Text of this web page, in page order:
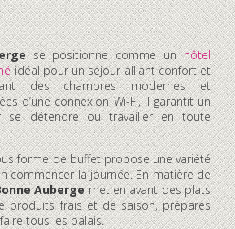
se positionne comme unhôtel
idéal pour un séjour alliant confort et
des chambres modernes et
d’une connexion Wi-Fi, il garantit un
se détendre ou travailler en toute
forme de buffet propose une variété
commencer la journée. En matière de
Aubergemet en avant des plats
produits frais et de saison, préparés
tous les palais.